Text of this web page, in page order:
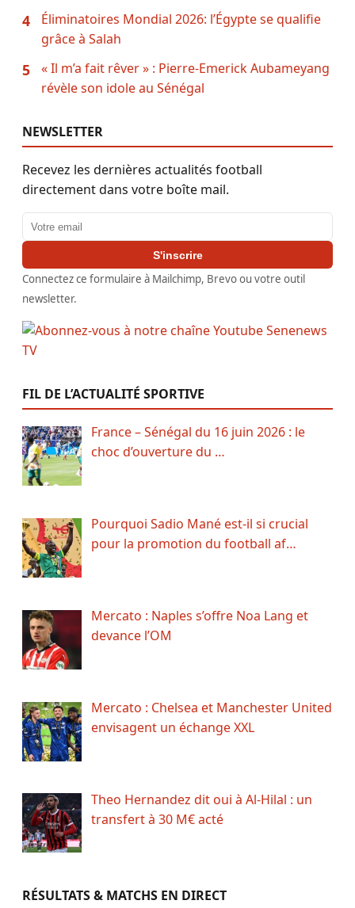
4
Éliminatoires Mondial 2026: l’Égypte se qualifie
grâce à Salah
5
« Il m’a fait rêver » : Pierre-Emerick Aubameyang
révèle son idole au Sénégal
NEWSLETTER
Recevez les dernières actualités football
directement dans votre boîte mail.
Adresse email
S'inscrire
Connectez ce formulaire à Mailchimp, Brevo ou votre outil
newsletter.
FIL DE L’ACTUALITÉ SPORTIVE
France – Sénégal du 16 juin 2026 : le
choc d’ouverture du …
Pourquoi Sadio Mané est-il si crucial
pour la promotion du football af…
Mercato : Naples s’offre Noa Lang et
devance l’OM
Mercato : Chelsea et Manchester United
envisagent un échange XXL
Theo Hernandez dit oui à Al-Hilal : un
transfert à 30 M€ acté
RÉSULTATS & MATCHS EN DIRECT